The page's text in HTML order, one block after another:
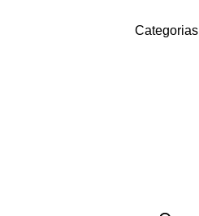
Categorias